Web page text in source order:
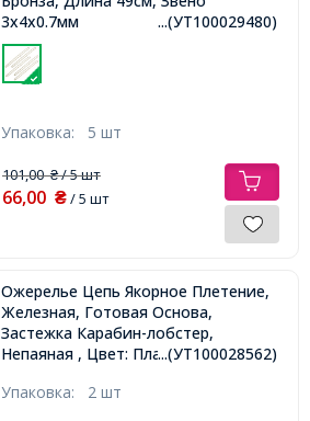
3х4х0.7мм
...(УТ100029480)
Упаковка: 5 шт
101,00₴/ 5 шт
66,00 ₴/ 5 шт
Ожерелье Цепь Якорное Плетение,
Железная, Готовая Основа,
Застежка Карабин-лобстер,
Непаяная , Цвет: Платина, Длина
...(УТ100028562)
Упаковка: 2 шт